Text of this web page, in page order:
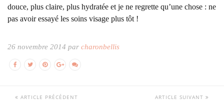
douce, plus claire, plus hydratée et je ne regrette qu’une chose : ne
pas avoir essayé les soins visage plus tôt !
26 novembre 2014 par charonbellis
ARTICLE PRÉCÉDENT ARTICLE SUIVANT